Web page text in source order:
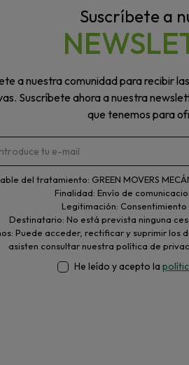
Suscríbete a
a nuestra comunidad para recibir
Suscríbete ahora a nuestra
que tenemos para
del tratamiento: GREEN MOVERS
Finalidad: Envío de
Legitimación: Consentimiento
Destinatario: No está prevista ninguna
Puede acceder, rectificar y suprimir los
asisten consultar nuestra política de
He leído y acepto la